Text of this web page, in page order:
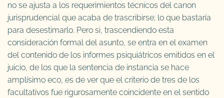
no se ajusta a los requerimientos técnicos del canon
jurisprudencial que acaba de trascribirse; lo que bastaría
para desestimarlo. Pero si, trascendiendo esta
consideración formal del asunto, se entra en el examen
del contenido de los informes psiquiátricos emitidos en el
juicio, de los que la sentencia de instancia se hace
amplísimo eco, es de ver que el criterio de tres de los
facultativos fue rigurosamente coincidente en el sentido